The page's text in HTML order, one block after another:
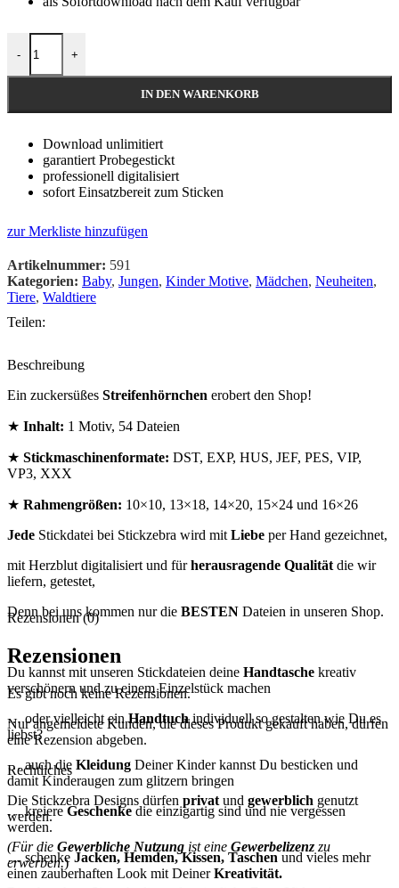
- +
IN DEN WARENKORB
Download unlimitiert
garantiert Probegestickt
professionell digitalisiert
sofort Einsatzbereit zum Sticken
zur Merkliste hinzufügen
Artikelnummer: 591
Kategorien: Baby, Jungen, Kinder Motive, Mädchen, Neuheiten,
Tiere, Waldtiere
Teilen:
Beschreibung
Ein zuckersüßes Streifenhörnchen erobert den Shop!
★ Inhalt: 1 Motiv, 54 Dateien
★ Stickmaschinenformate: DST, EXP, HUS, JEF, PES, VIP,
VP3, XXX
★ Rahmengrößen: 10×10, 13×18, 14×20, 15×24 und 16×26
Jede Stickdatei bei Stickzebra wird mit Liebe per Hand gezeichnet,
mit Herzblut digitalisiert und fürherausragende Qualität die wir
liefern, getestet,
Denn bei uns kommen nur die BESTEN Dateien in unseren Shop.
Du kannst mit unseren Stickdateien deine Handtasche kreativ
verschönern und zu einem Einzelstück machen
… oder vielleicht einHandtuchindividuell so gestalten wie Du es
liebst?
… auch die Kleidung Deiner Kinder kannst Du besticken und
damit Kinderaugen zum glitzern bringen
… kreiere Geschenke die einzigartig sind und nie vergessen
werden.
… schenke Jacken, Hemden, Kissen, Taschen und vieles mehr
einen zauberhaften Look mit DeinerKreativität.
Rezensionen (0)
Rezensionen
Es gibt noch keine Rezensionen.
Nur angemeldete Kunden, die dieses Produkt gekauft haben, dürfen
eine Rezension abgeben.
Rechtliches
Die Stickzebra Designs dürfen privat und gewerblich genutzt
werden.
(Für die Gewerbliche Nutzung ist eine Gewerbelizenz zu
erwerben.)